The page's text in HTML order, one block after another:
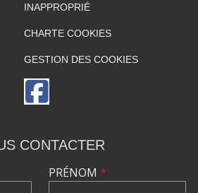
INAPPROPRIÉ
CHARTE COOKIES
GESTION DES COOKIES
CONTACTER
PRÉNOM *